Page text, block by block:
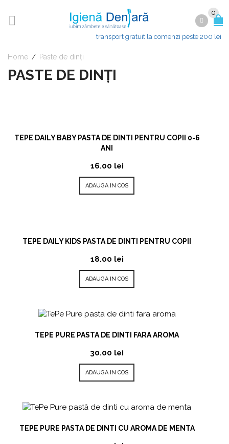
0
transport gratuit la comenzi peste 200 lei
Home / Paste de dinți
PASTE DE DINȚI
TEPE DAILY BABY PASTA DE DINTI PENTRU COPII 0-6
ANI
16.00 lei
ADAUGA IN COS
TEPE DAILY KIDS PASTA DE DINTI PENTRU COPII
18.00 lei
ADAUGA IN COS
TEPE PURE PASTA DE DINTI FARA AROMA
30.00 lei
ADAUGA IN COS
TEPE PURE PASTA DE DINTI CU AROMA DE MENTA